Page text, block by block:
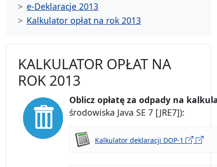
e-Deklaracje 2013
Kalkulator opłat na rok 2013
KALKULATOR OPŁAT NA
ROK 2013
Oblicz opłatę za odpady na
środowiska Java SE 7 [JRE7]):
Kalkulator deklaracji DOP-1